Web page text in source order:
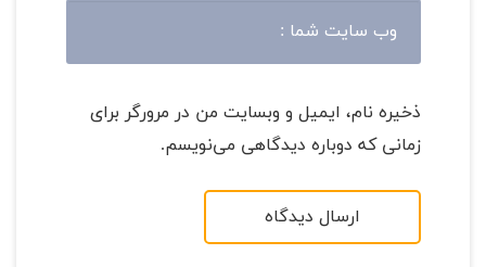
ذخیره نام، ایمیل و وبسایت من در مرورگر برای
زمانی که دوباره دیدگاهی می‌نویسم.